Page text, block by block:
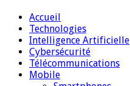
Accueil
Technologies
Intelligence Artificielle
Cybersécurité
Télécommunications
Mobile